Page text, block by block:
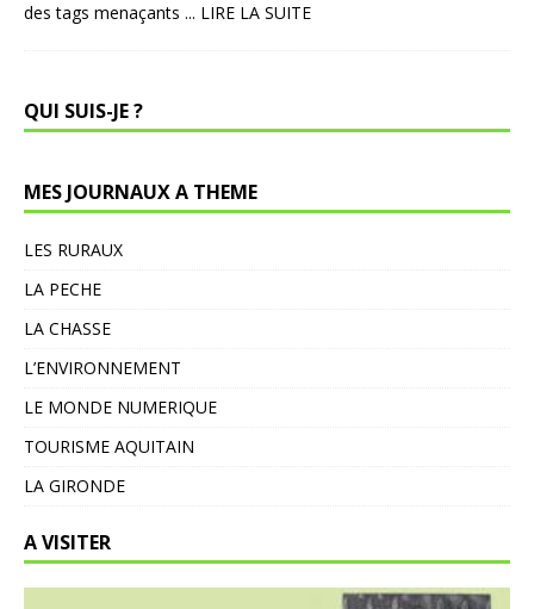
des tags menaçants ... LIRE LA SUITE
QUI SUIS-JE ?
MES JOURNAUX A THEME
LES RURAUX
LA PECHE
LA CHASSE
L’ENVIRONNEMENT
LE MONDE NUMERIQUE
TOURISME AQUITAIN
LA GIRONDE
A VISITER